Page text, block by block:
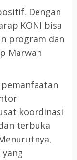
Dengan
KONI bisa
program dan
Marwan
koordinasi
terbuka